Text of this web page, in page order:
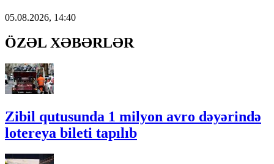
05.08.2026, 14:40
ÖZƏL XƏBƏRLƏR
Zibil qutusunda 1 milyon avro dəyərində
lotereya bileti tapılıb